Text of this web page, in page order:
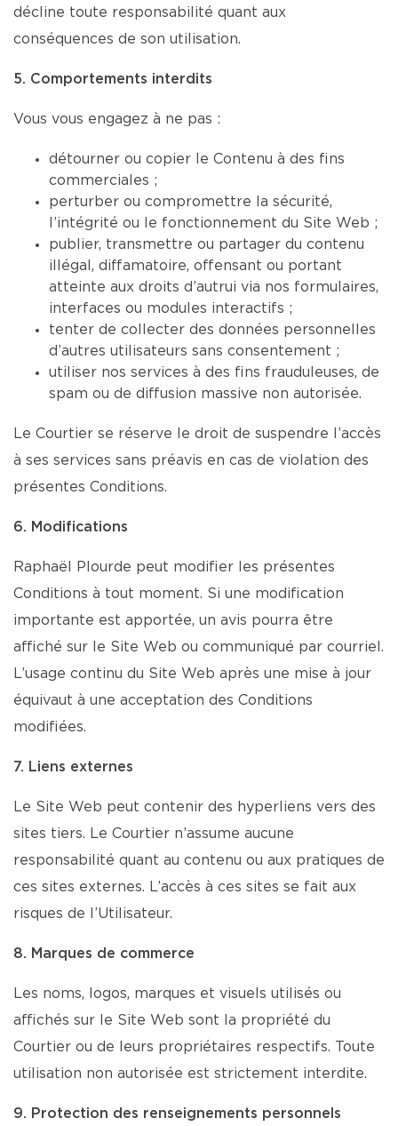
décline toute responsabilité quant aux
conséquences de son utilisation.
5. Comportements interdits
Vous vous engagez à ne pas :
détourner ou copier le Contenu à des fins
commerciales ;
perturber ou compromettre la sécurité,
l’intégrité ou le fonctionnement du Site Web ;
publier, transmettre ou partager du contenu
illégal, diffamatoire, offensant ou portant
atteinte aux droits d’autrui via nos formulaires,
interfaces ou modules interactifs ;
tenter de collecter des données personnelles
d’autres utilisateurs sans consentement ;
utiliser nos services à des fins frauduleuses, de
spam ou de diffusion massive non autorisée.
Le Courtier se réserve le droit de suspendre l’accès
à ses services sans préavis en cas de violation des
présentes Conditions.
6. Modifications
Raphaël Plourde peut modifier les présentes
Conditions à tout moment. Si une modification
importante est apportée, un avis pourra être
affiché sur le Site Web ou communiqué par courriel.
L’usage continu du Site Web après une mise à jour
équivaut à une acceptation des Conditions
modifiées.
7. Liens externes
Le Site Web peut contenir des hyperliens vers des
sites tiers. Le Courtier n’assume aucune
responsabilité quant au contenu ou aux pratiques de
ces sites externes. L’accès à ces sites se fait aux
risques de l’Utilisateur.
8. Marques de commerce
Les noms, logos, marques et visuels utilisés ou
affichés sur le Site Web sont la propriété du
Courtier ou de leurs propriétaires respectifs. Toute
utilisation non autorisée est strictement interdite.
9. Protection des renseignements personnels